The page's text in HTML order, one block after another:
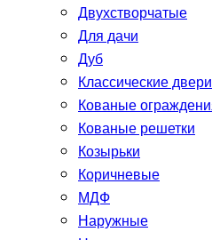
Двухстворчатые
Для дачи
Дуб
Классические двери
Кованые
Кованые решетки
Козырьки
Коричневые
МДФ
Наружные